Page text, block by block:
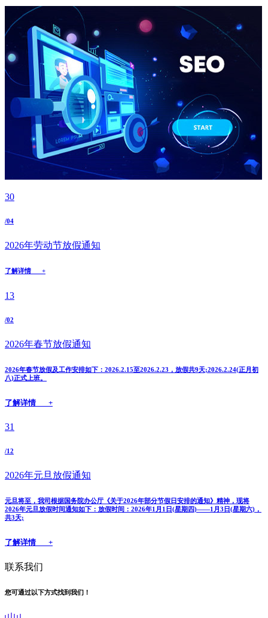
30
/04
2026年劳动节放假通知
了解详情 +
13
/02
2026年春节放假通知
2026年春节放假及工作安排如下：2026.2.15至2026.2.23，放假共9天;2026.2.24(正月初
八)正式上班。
了解详情 +
31
/12
2026年元旦放假通知
元旦将至，我司根据国务院办公厅《关于2026年部分节假日安排的通知》精神，现将
2026年元旦放假时间通知如下：放假时间：2026年1月1日(星期四)——1月3日(星期六)，
共3天;
了解详情 +
联系我们
您可通过以下方式找到我们！